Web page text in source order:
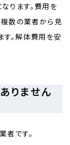
ります。費用を
複数の業者から見
。解体費用を安
りません
者です。